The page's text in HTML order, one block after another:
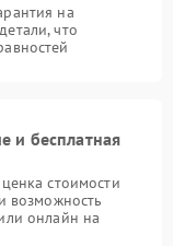
на
что
и бесплатная
стоимости
возможность
онлайн на